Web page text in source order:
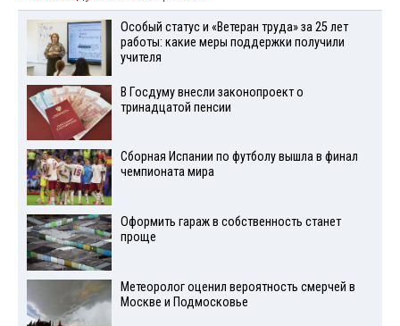
Особый статус и «Ветеран труда» за 25 лет
работы: какие меры поддержки получили
учителя
В Госдуму внесли законопроект о
тринадцатой пенсии
Сборная Испании по футболу вышла в финал
чемпионата мира
Оформить гараж в собственность станет
проще
Метеоролог оценил вероятность смерчей в
Москве и Подмосковье